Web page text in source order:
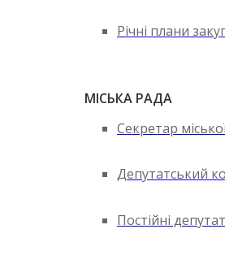
Річні плани
МІСЬКА РАДА
Секретар
Депутатський
Постійні